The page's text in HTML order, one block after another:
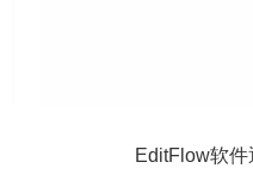
EditFlow软